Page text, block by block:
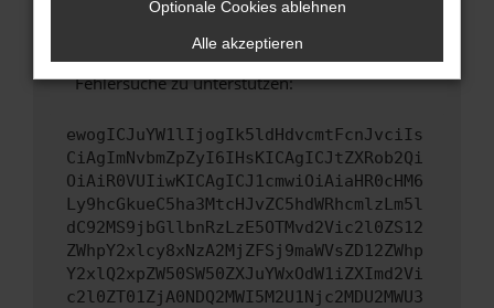
hast, kontaktiere uns bitte. Wir werden
versuchen, das Problem zu beheben. Du kannst
uns diesen Text schicken, um uns bei der
Fehlersuche zu unterstützen:
ewogICJuYW1lIjogIk5ldHdvcmtFcnJvciIs
CiAgImNvbmZpZyI6IHsKICAgICJtZXRob2Qi
OiAiR0VUIiwKICAgICJ1cmwiOiAiaHR0cHM6
Ly9hcGkueC5ha3MtcHJvZC5hdWRhcmlzLm5l
dC92MS9jbGllbnRzLzE5OTMvd2Vic2l0ZS12
ZWhpY2xlcy8xNzA2MjZFSj9maWVsZD12ZWhp
Y2xlQ2xpZW50SW50ZXJuYWxOdW1iZXImd2Vi
c2l0ZT01ZjA0NDQ2MWI5M2U1Njc2MDU2MWU3
Optionale Cookies ablehnen
Alle akzeptieren